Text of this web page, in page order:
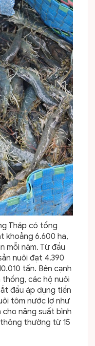
Tháp có tổng
khoảng 6.600 ha,
mỗi năm. Từ đầu
nuôi đạt 4.390
tấn. Bên cạnh
các hộ nuôi
đầu áp dụng tiến
tôm nước lợ như
cho năng suất bình
thường từ 15